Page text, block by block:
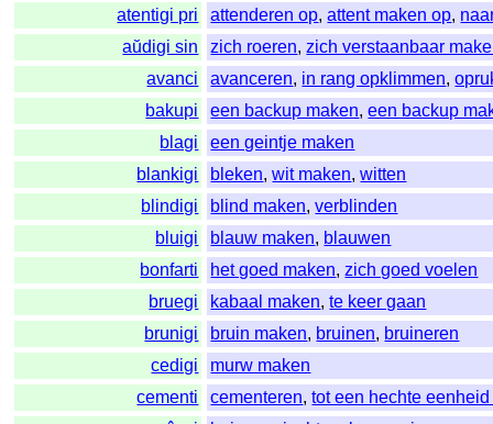
atentigi pri
attenderen op,attent maken op,
aŭdigi sin
zich roeren,zich verstaanbaar
avanci
avanceren, in rang opklimmen,
bakupi
een backup maken,een backup
blagi
een geintje maken
blankigi
bleken,wit maken,witten
blindigi
blind maken,verblinden
bluigi
blauw maken, blauwen
bonfarti
het goed maken,zich goed voelen
bruegi
kabaal maken,te keer gaan
brunigi
bruin maken, bruinen, bruineren
cedigi
murw maken
cementi
cementeren,tot een hechte